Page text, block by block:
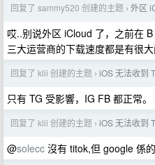
回复了 sammy520 创建的主题 › 外区
哎..别说外区 iCloud 了，之前在
三大运营商的下载速度都是有很大
回复了 klii 创建的主题 › iOS 无法收到
只有 TG 受影響，IG FB 都正常。
回复了 klii 创建的主题 › iOS 无法收到
@solecc 沒有 titok,但 google 係